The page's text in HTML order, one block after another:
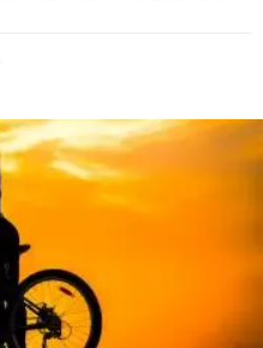
0
1
.
2
0
2